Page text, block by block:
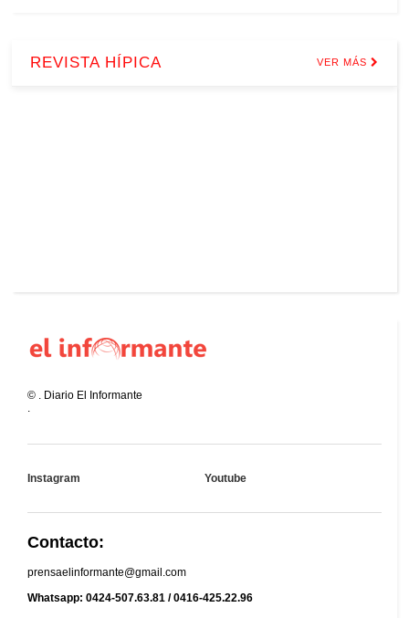
REVISTA HÍPICA VER MÁS
© . Diario El Informante
.
Instagram Youtube
Contacto:
prensaelinformante@gmail.com
Whatsapp: 0424-507.63.81 / 0416-425.22.96